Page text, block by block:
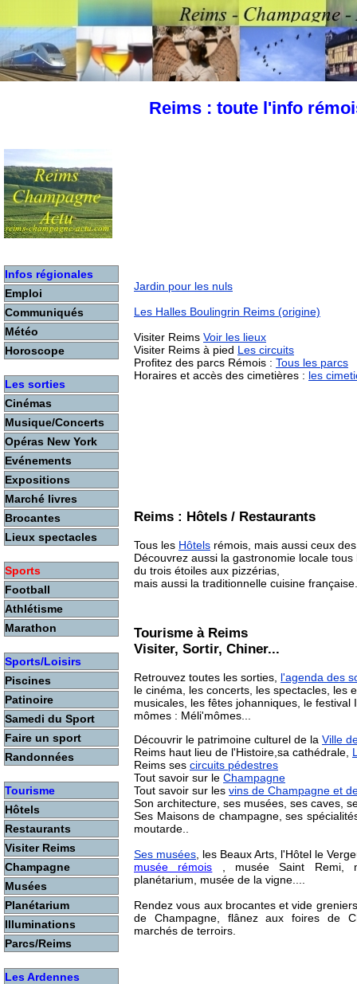
Reims : toute l'info
Jardin pour les nuls
Les Halles Boulingrin Reims (origine)
Visiter Reims Voir les lieux
Visiter Reims à pied Les circuits
Profitez des parcs Rémois : Tous les parcs
Horaires et accès des cimetières : les
Reims : Hôtels / Restaurants
Tous les Hôtels rémois, mais aussi ceux
Découvrez aussi la gastronomie locale
du trois étoiles aux pizzérias,
mais aussi la traditionnelle cuisine
Tourisme à Reims
Visiter, Sortir, Chiner...
Retrouvez toutes les sorties, l'agenda des
le cinéma, les concerts, les spectacles, les
musicales, les fêtes johanniques, le festival
mômes : Méli'mômes...
Découvrir le patrimoine culturel de la Ville
Reims haut lieu de l'Histoire,sa cathédrale,
Reims ses circuits pédestres
Tout savoir sur le Champagne
Tout savoir sur les vins de Champagne et
Son architecture, ses musées, ses caves,
Ses Maisons de champagne, ses
moutarde..
Ses musées , les Beaux Arts, l'Hôtel le
musée rémois , musée Saint Remi,
planétarium, musée de la vigne....
Rendez vous aux brocantes et vide
de Champagne, flânez aux foires de
marchés de terroirs.
Infos régionales
Emploi
Communiqués
Météo
Horoscope
Les sorties
Cinémas
Musique/Concerts
Opéras New York
Evénements
Expositions
Marché livres
Brocantes
Lieux spectacles
Sports
Football
Athlétisme
Marathon
Sports/Loisirs
Piscines
Patinoire
Samedi du Sport
Faire un sport
Randonnées
Tourisme
Hôtels
Restaurants
Visiter Reims
Champagne
Musées
Planétarium
Illuminations
Parcs/Reims
Les Ardennes